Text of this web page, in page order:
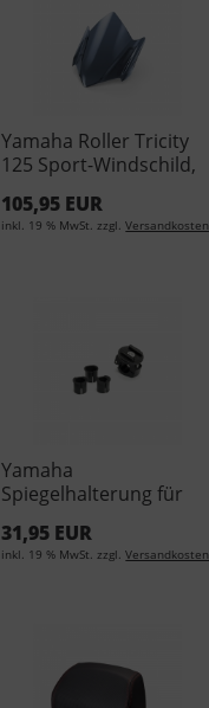
Yamaha Roller Tricity
125 Sport-Windschild,
00-00
105,95 EUR
inkl. 19 % MwSt. zzgl.Versandkosten
Yamaha
Spiegelhalterung für
Handyhüllen YME-
FMIRR-00-00
31,95 EUR
inkl. 19 % MwSt. zzgl.Versandkosten